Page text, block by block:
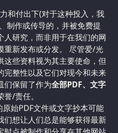
和付出下(对于这种投入，我
制作或传导的，并被免费提
人研究，而非用于在我们的网
重新发布或分发。 尽管爱/光
些资料视为其主要使命，但
完整性以及它们对现今和未来
们保留了作为全部PDF、文字
/责任。
始PDF文件或文字抄本可能
们想让人们总是能够获得最新